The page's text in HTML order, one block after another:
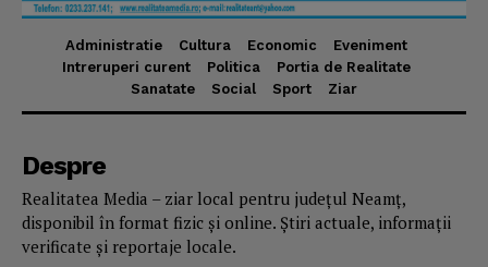
Administratie Cultura Economic
Eveniment
Intreruperi curent
Politica
Portia de Realitate
Sanatate
Social Sport Ziar
Despre
Realitatea Media – ziar local pentru județul Neamț,
disponibil în format fizic și online. Știri actuale, informații
verificate și reportaje locale.